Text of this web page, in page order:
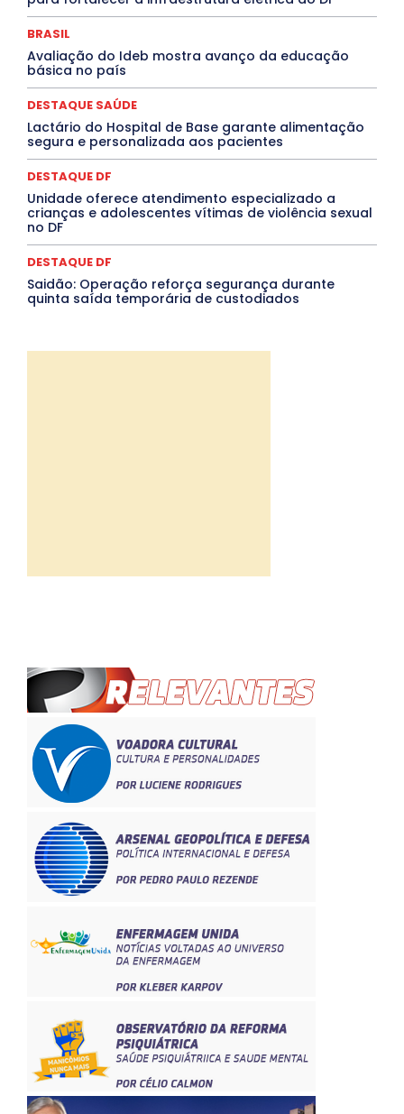
PROCESSO SELETIVO
PUBLIEDITORIAL
QUALIFICAÇÃO PROFISSIONAL
RESIDÊNCIA
Santa Catarina
São Paulo SARAMPO
SAÚDE
Saúde Agora
TÁ FROID?
TEATRO TECNOLOGIA
TIC TAC
Mais
BRASIL
Avaliação do Ideb mostra avanço da educação
básica no país
DESTAQUE SAÚDE
Lactário do Hospital de Base garante alimentação
segura e personalizada aos pacientes
DESTAQUE DF
Unidade oferece atendimento especializado a
crianças e adolescentes vítimas de violência sexual
no DF
DESTAQUE DF
Saidão: Operação reforça segurança durante
quinta saída temporária de custodiados